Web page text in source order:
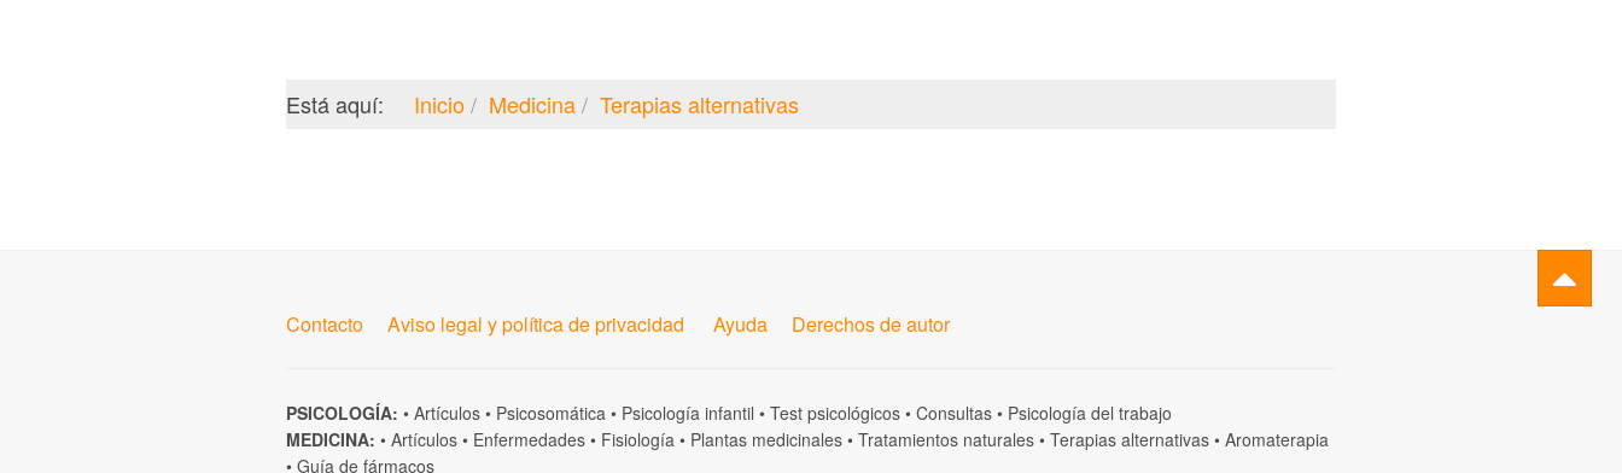
Está aquí: Inicio Medicina Terapias alternativas
Contacto Aviso legal y política de privacidad Ayuda Derechos de autor
PSICOLOGÍA: • Artículos • Psicosomática • Psicología infantil • Test psicológicos • Consultas • Psicología del trabajo
MEDICINA: • Artículos • Enfermedades • Fisiología • Plantas medicinales • Tratamientos naturales • Terapias alternativas • Aromaterapia
• Guía de fármacos